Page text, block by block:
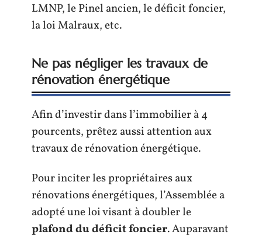
LMNP, le Pinel ancien, le déficit foncier,
la loi Malraux, etc.
Ne pas négliger les travaux de
rénovation énergétique
Afin d’investir dans l’immobilier à 4
pourcents, prêtez aussi attention aux
travaux de rénovation énergétique.
Pour inciter les propriétaires aux
rénovations énergétiques, l’Assemblée a
adopté une loi visant à doubler le
plafond du déficit foncier. Auparavant